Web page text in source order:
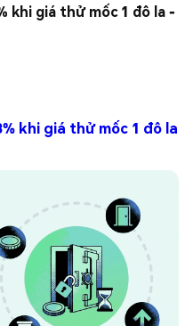
khi giá thử mốc 1 đô la -
khi giá thử mốc 1 đô la